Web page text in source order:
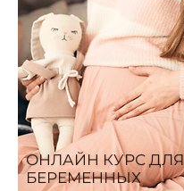
ОНЛАЙН КУРС ДЛЯ
БЕРЕМЕННЫХ